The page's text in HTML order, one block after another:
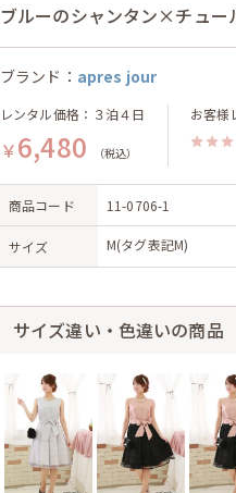
ブルーのシャンタン×チュ
ブランド： apres jour
レンタル価格：３泊４日
￥6,480 （税込）
お客様
商品コード 11-0706-1
サイズ M(タグ表記M)
サイズ違い・色違いの商品